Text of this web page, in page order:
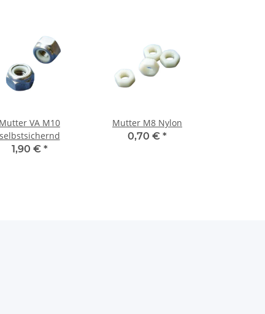
Mutter VA M10
selbstsichernd
1,90 € *
Mutter M8 Nylon
0,70 € *